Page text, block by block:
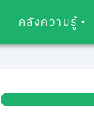
คลังความรู้